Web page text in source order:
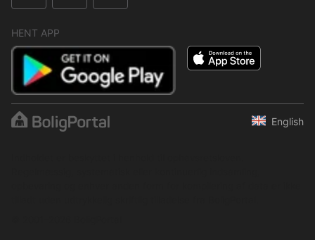
HENT APP
English